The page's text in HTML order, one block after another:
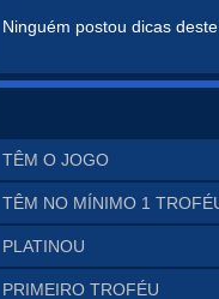
Ninguém postou dicas deste
TÊM O JOGO
TÊM NO MÍNIMO 1
PLATINOU
PRIMEIRO TROFÉU